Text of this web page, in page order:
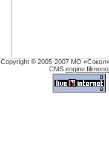
Copyright © 2005-2007 МО
CMS